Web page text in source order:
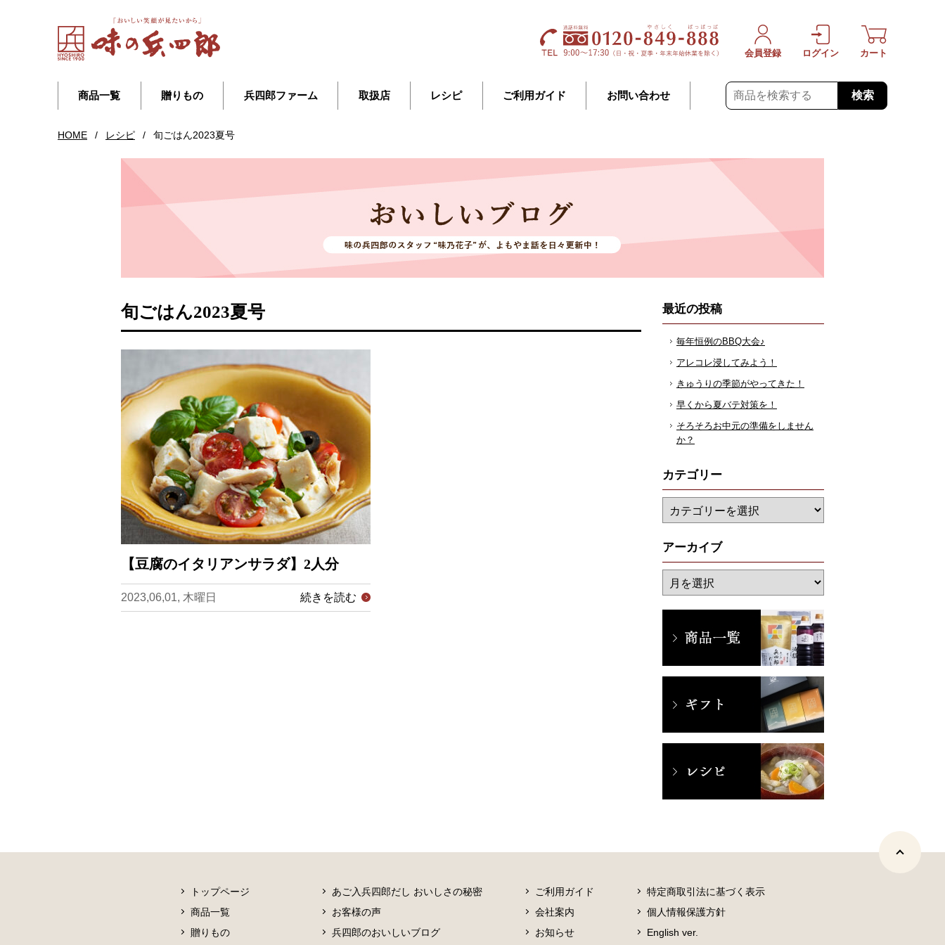
商品一覧 贈りもの 兵四郎ファーム 取扱店 レシピ ご利用ガイド お問い合わせ 検索
会員登録 ログイン カート
HOME / レシピ / 旬ごはん2023夏号
旬ごはん2023夏号
【豆腐のイタリアンサラダ】2人分
2023,06,01, 木曜日 続きを読む
最近の投稿
毎年恒例のBBQ大会♪
アレコレ浸してみよう！
きゅうりの季節がやってきた！
早くから夏バテ対策を！
そろそろお中元の準備をしません
か？
カテゴリー
アーカイブ
トップページ
商品一覧
贈りもの
あご入兵四郎だし おいしさの秘密
お客様の声
兵四郎のおいしいブログ
ご利用ガイド
会社案内
お知らせ
特定商取引法に基づく表示
個人情報保護方針
English ver.